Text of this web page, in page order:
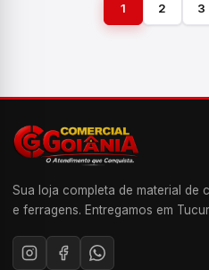
1 2 3
Sua loja completa de material de
e ferragens. Entregamos em